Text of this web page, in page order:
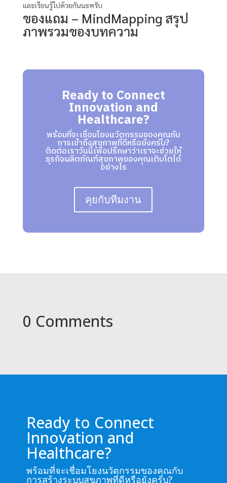
และเรียนรู้ไปด้วยกันนะครับ
ของแถม – MindMapping สรุป
ภาพรวมของบทความ
Ready to Connect
Innovation and
Healthcare?
พร้อมที่จะเชื่อมโยงนวัตกรรมของคุณกับ
การเข้าถึงสุขภาพที่ดีหรือยังครับ?
ติดต่อเราวันนี้เพื่อปรึกษาว่าเราจะช่วยให้
ธุรกิจผลิตภัณฑ์สุขภาพของคุณเติบโตได้
อย่างไร
คุยกับทีมงาน
0 Comments
Ready to Connect
Innovation and
Healthcare?
พร้อมที่จะเชื่อมโยงนวัตกรรมของคุณกับ
การสร้างระบบสุขภาพที่ดีหรือยังครับ?